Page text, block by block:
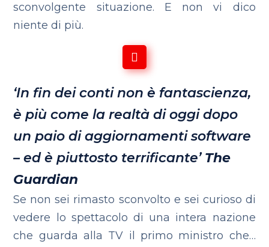
sconvolgente situazione. E non vi dico
niente di più.
‘In fin dei conti non è fantascienza,
è più come la realtà di oggi dopo
un paio di aggiornamenti software
– ed è piuttosto terrificante’ The
Guardian
Se non sei rimasto sconvolto e sei curioso di
vedere lo spettacolo di una intera nazione
che guarda alla TV il primo ministro che…